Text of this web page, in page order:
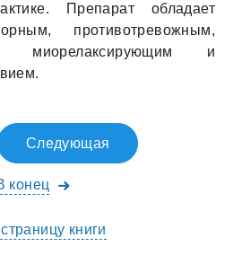
Препарат обладает
противотревожным,
миорелаксирующим и
Следующая
конец
книги